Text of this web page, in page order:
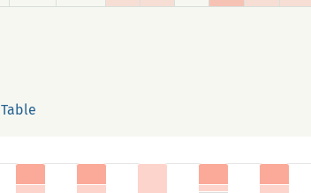
Table